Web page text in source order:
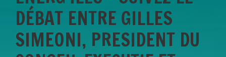
DÉBAT ENTRE GILLES
SIMEONI, PRESIDENT DU